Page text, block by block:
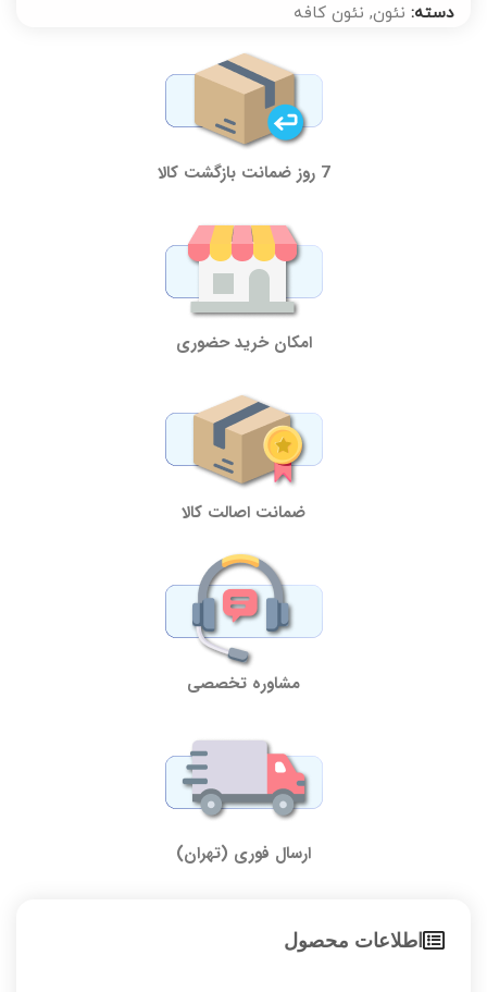
دسته: نئون, نئون کافه
7 روز ضمانت بازگشت کالا
امکان خرید حضوری
ضمانت اصالت کالا
مشاوره تخصصی
ارسال فوری (تهران)
اطلاعات محصول